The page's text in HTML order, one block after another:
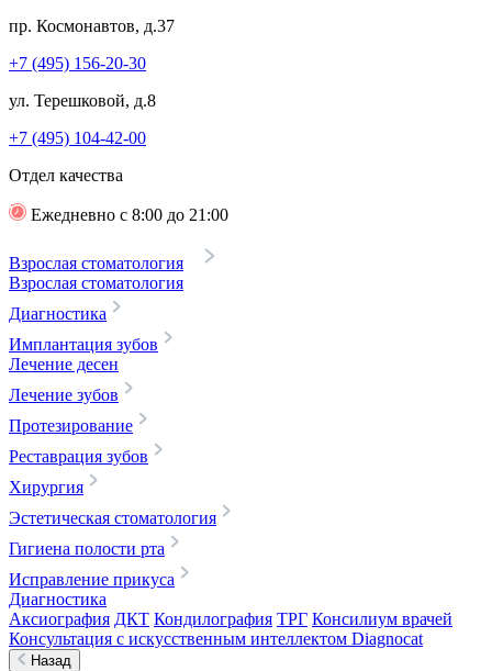
пр. Космонавтов, д.37
+7 (495) 156-20-30
ул. Терешковой, д.8
+7 (495) 104-42-00
Отдел качества
Ежедневно с 8:00 до 21:00
Взрослая стоматология
Взрослая стоматология
Диагностика
Имплантация зубов
Лечение десен
Лечение зубов
Протезирование
Реставрация зубов
Хирургия
Эстетическая стоматология
Гигиена полости рта
Исправление прикуса
Диагностика
Аксиография ДКТ Кондилография ТРГ Консилиум врачей
Консультация с искусственным интеллектом Diagnocat
Назад